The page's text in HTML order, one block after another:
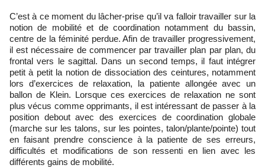
C’est à ce moment du lâcher-prise qu’il va falloir travailler sur la
notion de mobilité et de coordination notamment du bassin,
centre de la féminité perdue. Afin de travailler progressivement,
il est nécessaire de commencer par travailler plan par plan, du
frontal vers le sagittal. Dans un second temps, il faut intégrer
petit à petit la notion de dissociation des ceintures, notamment
lors d’exercices de relaxation, la patiente allongée avec un
ballon de Klein. Lorsque ces exercices de relaxation ne sont
plus vécus comme opprimants, il est intéressant de passer à la
position debout avec des exercices de coordination globale
(marche sur les talons, sur les pointes, talon/plante/pointe) tout
en faisant prendre conscience à la patiente de ses erreurs,
difficultés et modifications de son ressenti en lien avec les
différents gains de mobilité.